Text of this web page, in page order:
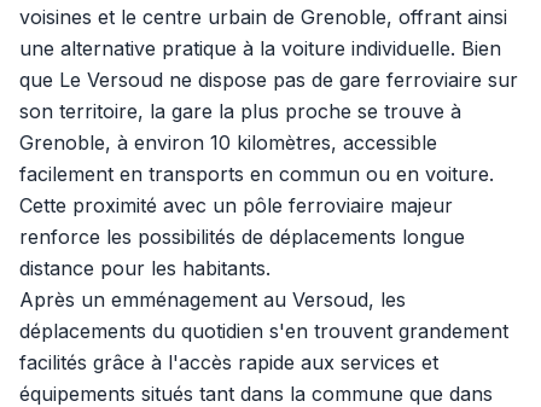
voisines et le centre urbain de Grenoble, offrant ainsi
une alternative pratique à la voiture individuelle. Bien
que Le Versoud ne dispose pas de gare ferroviaire sur
son territoire, la gare la plus proche se trouve à
Grenoble, à environ 10 kilomètres, accessible
facilement en transports en commun ou en voiture.
Cette proximité avec un pôle ferroviaire majeur
renforce les possibilités de déplacements longue
distance pour les habitants.
Après un emménagement au Versoud, les
déplacements du quotidien s'en trouvent grandement
facilités grâce à l'accès rapide aux services et
équipements situés tant dans la commune que dans